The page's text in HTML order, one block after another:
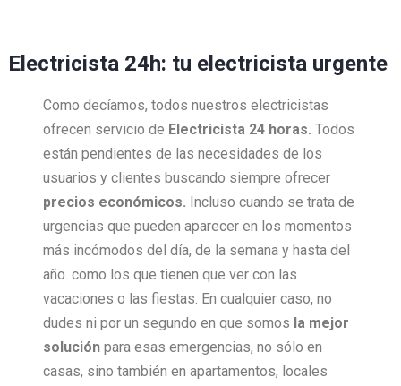
Electricista 24h: tu electricista urgente
Como decíamos, todos nuestros electricistas
ofrecen servicio de Electricista 24 horas. Todos
están pendientes de las necesidades de los
usuarios y clientes buscando siempre ofrecer
precios económicos. Incluso cuando se trata de
urgencias que pueden aparecer en los momentos
más incómodos del día, de la semana y hasta del
año. como los que tienen que ver con las
vacaciones o las fiestas. En cualquier caso, no
dudes ni por un segundo en que somos la mejor
solución para esas emergencias, no sólo en
casas, sino también en apartamentos, locales